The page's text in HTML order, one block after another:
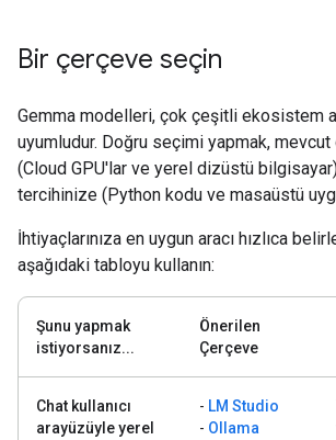
Bir çerçeve seçin
Gemma modelleri, çok çeşitli ekosistem
uyumludur. Doğru seçimi yapmak, mevcut
(Cloud GPU'lar ve yerel dizüstü
tercihinize (Python kodu ve masaüstü
İhtiyaçlarınıza en uygun aracı hızlıca
aşağıdaki tabloyu kullanın:
Şunu yapmak
istiyorsanız...
Önerilen
Çerçeve
Chat kullanıcı
arayüzüyle yerel
- LM Studio
- Ollama